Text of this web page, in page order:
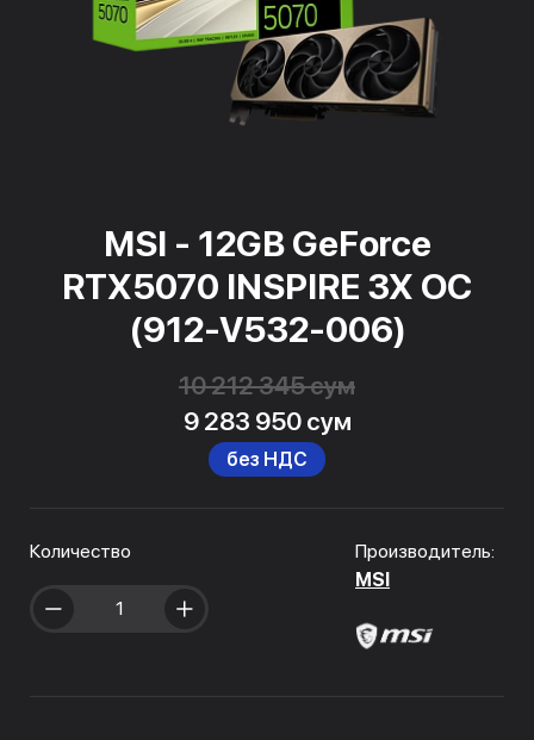
MSI - 12GB GeForce
RTX5070 INSPIRE 3X OC
(912-V532-006)
10 212 345 сум
9 283 950 сум
без НДС
Количество
Производитель:
MSI